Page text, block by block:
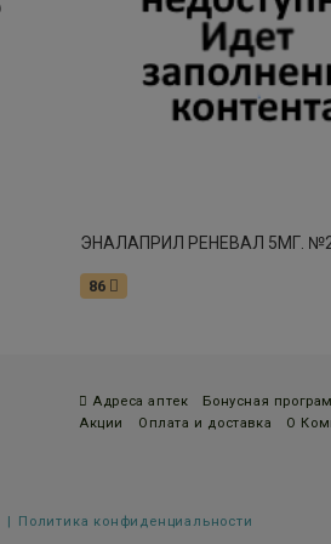
86
Адреса аптек
Бонусная
Акции
Оплата и доставка О
Политика конфиденциальности